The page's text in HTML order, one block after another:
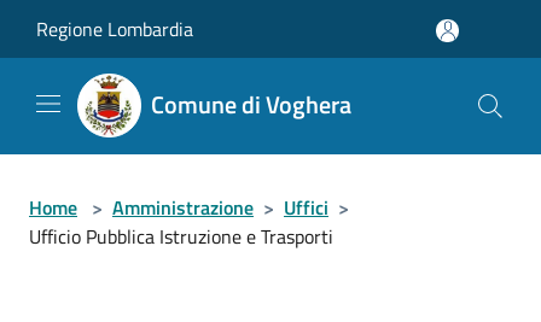
Regione Lombardia
Comune di Voghera
Home > Amministrazione > Uffici >
Ufficio Pubblica Istruzione e Trasporti